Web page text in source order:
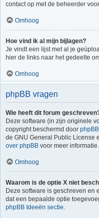
contact op met de beheerder
Omhoog
Hoe vind ik al mijn bijlagen?
Je vindt een lijst met al je
hier de links naar het gedeelte
Omhoog
phpBB vragen
Wie heeft dit forum
Deze software (in zijn originele
copyright beschermd door
de GNU General Public License
over phpBB voor meer informatie.
Omhoog
Waarom is de optie X niet
Deze software is geschreven en
dat een bepaalde optie
phpBB Ideeën sectie.